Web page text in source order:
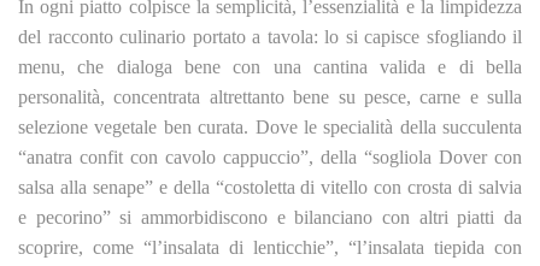
In ogni piatto colpisce la semplicità, l’essenzialità e la limpidezza
del racconto culinario portato a tavola: lo si capisce sfogliando il
menu, che dialoga bene con una cantina valida e di bella
personalità, concentrata altrettanto bene su pesce, carne e sulla
selezione vegetale ben curata. Dove le specialità della succulenta
“anatra confit con cavolo cappuccio”, della “sogliola Dover con
salsa alla senape” e della “costoletta di vitello con crosta di salvia
e pecorino” si ammorbidiscono e bilanciano con altri piatti da
scoprire, come “l’insalata di lenticchie”, “l’insalata tiepida con